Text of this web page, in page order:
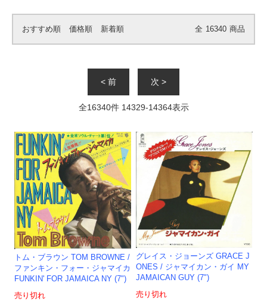
おすすめ順 価格順 新着順 全 16340 商品
< 前 次 >
全16340件 14329-14364表示
トム・ブラウン TOM BROWNE /
ファンキン・フォー・ジャマイカ
FUNKIN' FOR JAMAICA NY (7")
売り切れ
グレイス・ジョーンズ GRACE J
ONES / ジャマイカン・ガイ MY
JAMAICAN GUY (7")
売り切れ